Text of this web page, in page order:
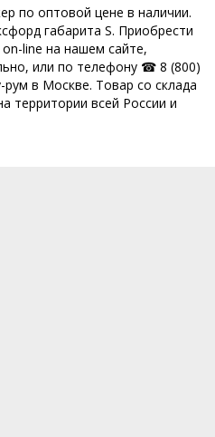
Набор сумок оптом
Оптовая база сумок
по оптовой цене в наличии.
габарита S. Приобрести
line на нашем сайте,
или по телефону ☎ 8 (800)
в Москве. Товар со склада
территории всей России и